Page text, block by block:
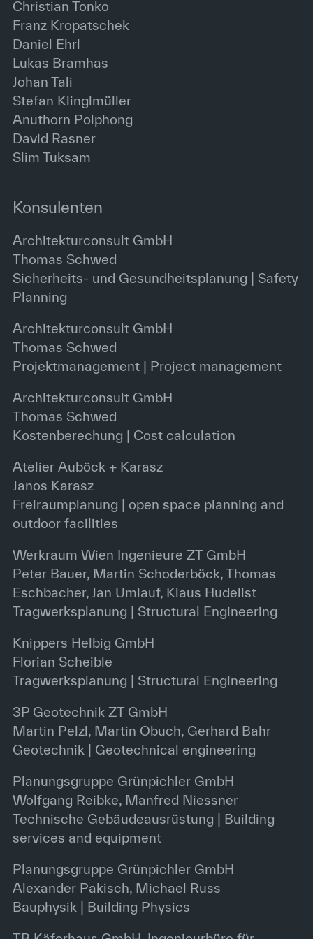
Christian Tonko
Franz Kropatschek
Daniel Ehrl
Lukas Bramhas
Johan Tali
Stefan Klinglmüller
Anuthorn Polphong
David Rasner
Slim Tuksam
Konsulenten
Architekturconsult GmbH
Thomas Schwed
Sicherheits- und Gesundheitsplanung | Safety
Planning
Architekturconsult GmbH
Thomas Schwed
Projektmanagement | Project management
Architekturconsult GmbH
Thomas Schwed
Kostenberechung | Cost calculation
Atelier Auböck + Karasz
Janos Karasz
Freiraumplanung | open space planning and
outdoor facilities
Werkraum Wien Ingenieure ZT GmbH
Peter Bauer, Martin Schoderböck, Thomas
Eschbacher, Jan Umlauf, Klaus Hudelist
Tragwerksplanung | Structural Engineering
Knippers Helbig GmbH
Florian Scheible
Tragwerksplanung | Structural Engineering
3P Geotechnik ZT GmbH
Martin Pelzl, Martin Obuch, Gerhard Bahr
Geotechnik | Geotechnical engineering
Planungsgruppe Grünpichler GmbH
Wolfgang Reibke, Manfred Niessner
Technische Gebäudeausrüstung | Building
services and equipment
Planungsgruppe Grünpichler GmbH
Alexander Pakisch, Michael Russ
Bauphysik | Building Physics